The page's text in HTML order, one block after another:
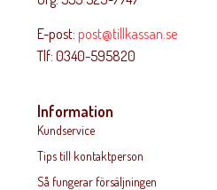
E-post: post@tillkassan.se
Tlf: 0340-595820
Information
Kundservice
Tips till kontaktperson
Så fungerar försäljningen